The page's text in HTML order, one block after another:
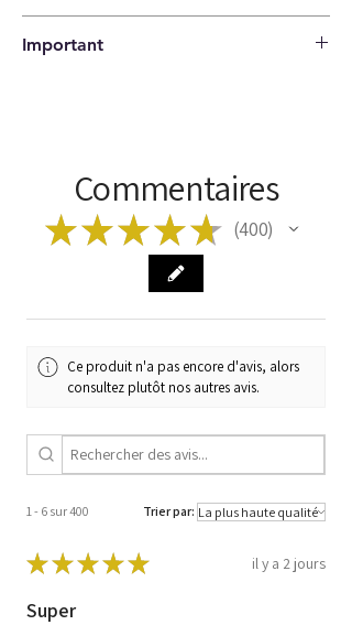
308 Je [ 4A 4C ]
C5 III [ RD ]
JUMPY [ VF7 ]
BOUCLIER [ 270 272 ]
2.0 HDI 165 120 kW 163
RH02
Code du
DELPHES
HW 9666912580 /
L'acheteur paie les frais d'expédition.
Important
Commentaires
★★★★★ 400
400
Ce produit n'a pas encore d'avis, alors
consultez plutôt nos autres avis.
1 - 6 sur 400 Trier par:
★★★★★ il y a 2 jours
Super